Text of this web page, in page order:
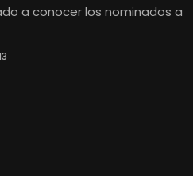
a conocer los nominados a